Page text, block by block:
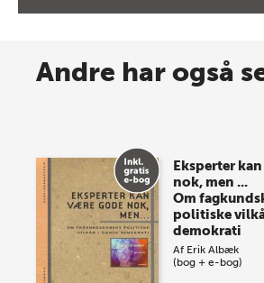
Spar op til 70% til
store sommer-lagersalg, så sæt
onsdag den 10. j…
Andre har også
Eksperter
nok, men ...
Om
politiske
demokrati
Af Erik Albæk
(bog + e-bog)